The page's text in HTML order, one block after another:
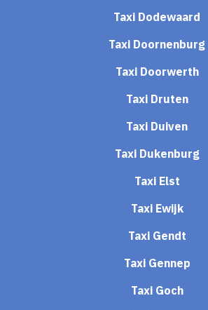
Taxi Dodewaard
Taxi Doornenburg
Taxi Doorwerth
Taxi Druten
Taxi Duiven
Taxi Dukenburg
Taxi Elst
Taxi Ewijk
Taxi Gendt
Taxi Gennep
Taxi Goch